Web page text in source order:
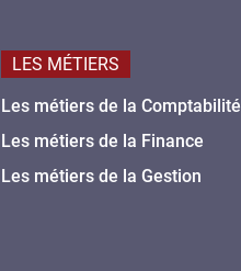
LES MÉTIERS
Les métiers de la Comptabilité
Les métiers de la Finance
Les métiers de la Gestion